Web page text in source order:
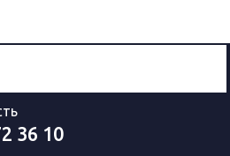
36 10